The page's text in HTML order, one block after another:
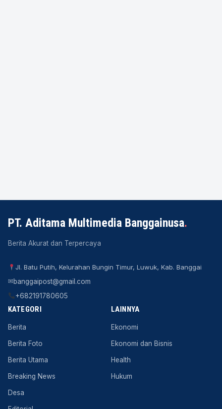
PT. Aditama Multimedia Banggainusa.
Berita Akurat dan Terpercaya
Jl. Batu Putih, Kelurahan Bungin Timur, Luwuk, Kab. Banggai
✉banggaipost@gmail.com
+682191780605
KATEGORI
Berita
Berita Foto
Berita Utama
Breaking News
Desa
LAINNYA
Ekonomi
Ekonomi dan Bisnis
Health
Hukum